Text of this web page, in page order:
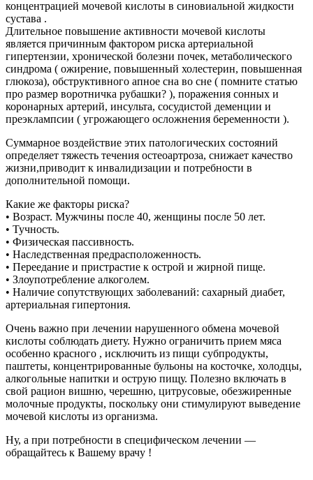
концентрацией мочевой кислоты в синовиальной жидкости
сустава .
Длительное повышение активности мочевой кислоты
является причинным фактором риска артериальной
гипертензии, хронической болезни почек, метаболического
синдрома ( ожирение, повышенный холестерин, повышенная
глюкоза), обструктивного апное сна во сне ( помните статью
про размер воротничка рубашки? ), поражения сонных и
коронарных артерий, инсульта, сосудистой деменции и
преэклампсии ( угрожающего осложнения беременности ).
Суммарное воздействие этих патологических состояний
определяет тяжесть течения остеоартроза, снижает качество
жизни,приводит к инвалидизации и потребности в
дополнительной помощи.
Какие же факторы риска?
• Возраст. Мужчины после 40, женщины после 50 лет.
• Тучность.
• Физическая пассивность.
• Наследственная предрасположенность.
• Переедание и пристрастие к острой и жирной пище.
• Злоупотребление алкоголем.
• Наличие сопутствующих заболеваний: сахарный диабет,
артериальная гипертония.
Очень важно при лечении нарушенного обмена мочевой
кислоты соблюдать диету. Нужно ограничить прием мяса
особенно красного , исключить из пищи субпродукты,
паштеты, концентрированные бульоны на косточке, холодцы,
алкогольные напитки и острую пищу. Полезно включать в
свой рацион вишню, черешню, цитрусовые, обезжиренные
молочные продукты, поскольку они стимулируют выведение
мочевой кислоты из организма.
Ну, а при потребности в специфическом лечении —
обращайтесь к Вашему врачу !